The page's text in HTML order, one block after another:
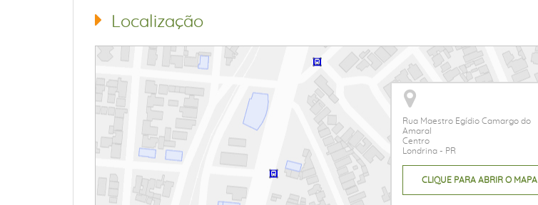
Localização
Rua Maestro Egídio Camargo do
Amaral
Centro
Londrina - PR
CLIQUE PARA ABRIR O MAPA